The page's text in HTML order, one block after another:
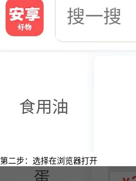
第二步：选择在浏览器打开